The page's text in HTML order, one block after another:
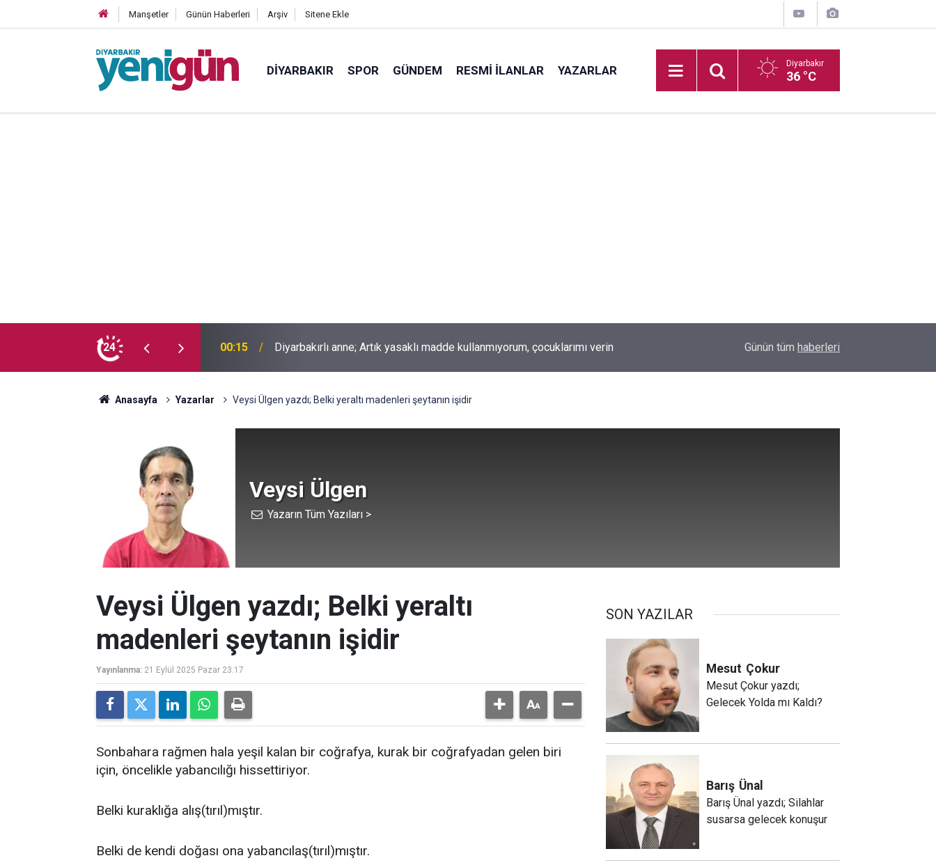
Manşetler Günün Haberleri Arşiv Sitene Ekle
DIYARBAKIR SPOR GÜNDEM RESMI İLANLAR YAZARLAR Diyarbakır
36 °C
24
kullanmıyorum, çocuklarımı verin 00:05 Mesut Çokur yazdı; Gelecek Yolda mı Kaldı? Barış Ünal yazdı; Silahlar susarsa gelecek
Günün tüm haberleri
Anasayfa Yazarlar Veysi Ülgen yazdı; Belki yeraltı madenleri şeytanın işidir
Veysi Ülgen
Yazarın Tüm Yazıları >
Veysi Ülgen yazdı; Belki yeraltı
madenleri şeytanın işidir
Yayınlanma: 21 Eylül 2025 Pazar 23:17
Sonbahara rağmen hala yeşil kalan bir coğrafya, kurak bir coğrafyadan gelen biri
için, öncelikle yabancılığı hissettiriyor.
Belki kuraklığa alış(tırıl)mıştır.
Belki de kendi doğası ona yabancılaş(tırıl)mıştır.
SON YAZILAR
Mesut Çokur
Mesut Çokur yazdı;
Gelecek Yolda mı Kaldı?
Barış Ünal
Barış Ünal yazdı; Silahlar
susarsa gelecek konuşur